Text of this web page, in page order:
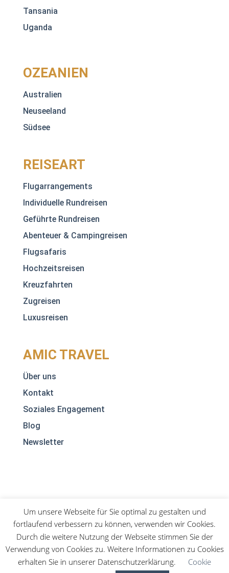
Tansania
Uganda
OZEANIEN
Australien
Neuseeland
Südsee
REISEART
Flugarrangements
Individuelle Rundreisen
Geführte Rundreisen
Abenteuer & Campingreisen
Flugsafaris
Hochzeitsreisen
Kreuzfahrten
Zugreisen
Luxusreisen
AMIC TRAVEL
Über uns
Kontakt
Soziales Engagement
Blog
Newsletter
Impressum Datenschutz AGB
Um unsere Webseite für Sie optimal zu gestalten und
fortlaufend verbessern zu können, verwenden wir Cookies.
Durch die weitere Nutzung der Webseite stimmen Sie der
Verwendung von Cookies zu. Weitere Informationen zu Cookies
erhalten Sie in unserer Datenschutzerklärung.
Cookie